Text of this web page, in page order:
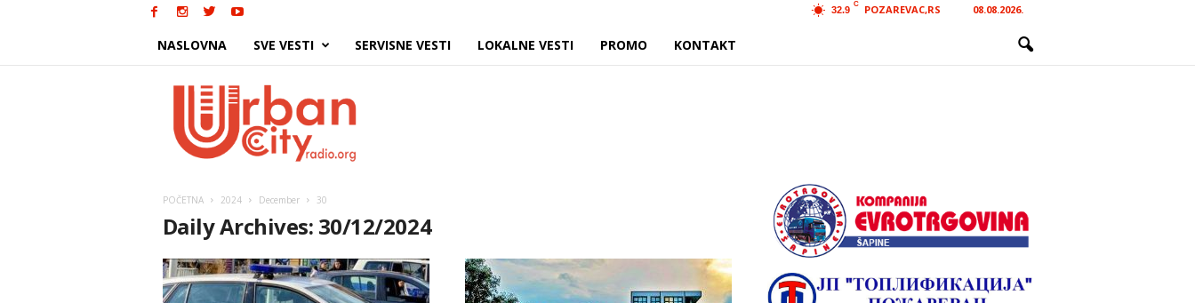
32.9
C POZAREVAC,RS 08.08.2026.
NASLOVNA SVE VESTI SERVISNE VESTI LOKALNE VESTI PROMO KONTAKT
POČETNA 2024 December 30
Daily Archives: 30/12/2024